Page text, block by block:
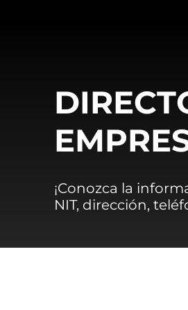
¡Conozca la
NIT, dirección,